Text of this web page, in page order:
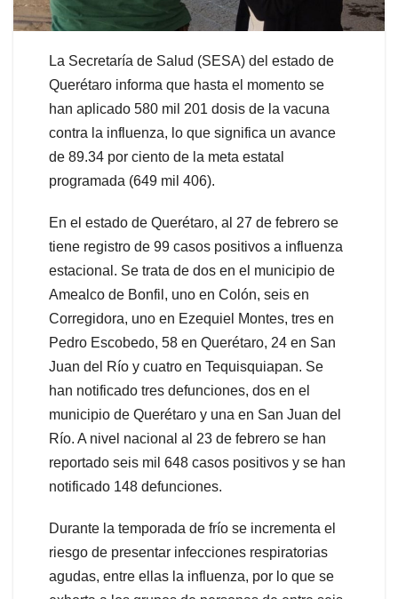
La Secretaría de Salud (SESA) del estado de
Querétaro informa que hasta el momento se
han aplicado 580 mil 201 dosis de la vacuna
contra la influenza, lo que significa un avance
de 89.34 por ciento de la meta estatal
programada (649 mil 406).
En el estado de Querétaro, al 27 de febrero se
tiene registro de 99 casos positivos a influenza
estacional. Se trata de dos en el municipio de
Amealco de Bonfil, uno en Colón, seis en
Corregidora, uno en Ezequiel Montes, tres en
Pedro Escobedo, 58 en Querétaro, 24 en San
Juan del Río y cuatro en Tequisquiapan. Se
han notificado tres defunciones, dos en el
municipio de Querétaro y una en San Juan del
Río. A nivel nacional al 23 de febrero se han
reportado seis mil 648 casos positivos y se han
notificado 148 defunciones.
Durante la temporada de frío se incrementa el
riesgo de presentar infecciones respiratorias
agudas, entre ellas la influenza, por lo que se